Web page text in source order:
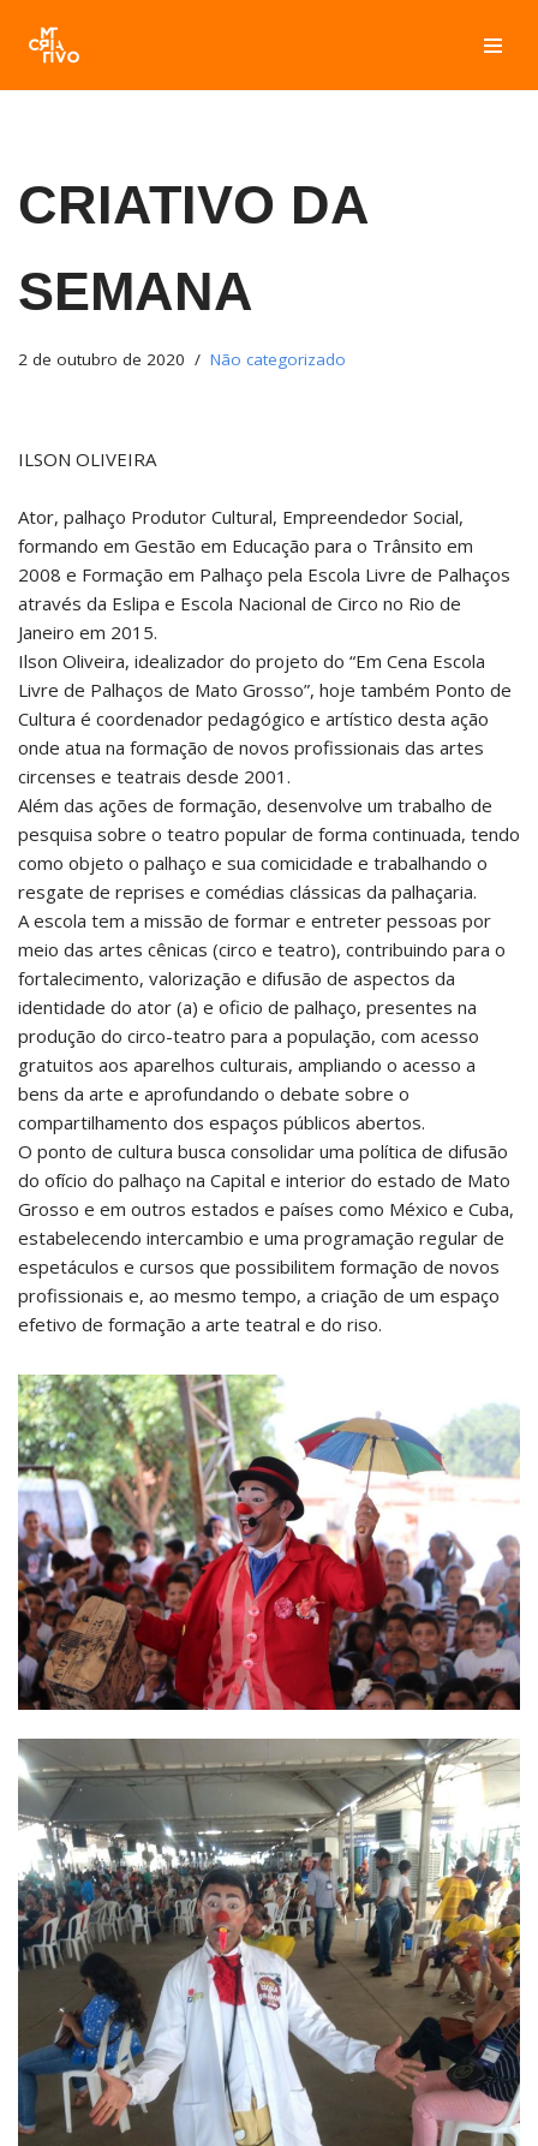
Pular
para
CRIATIVO DA
SEMANA
2 de outubro de 2020 Não categorizado
ILSON OLIVEIRA
Ator, palhaço Produtor Cultural, Empreendedor Social,
formando em Gestão em Educação para o Trânsito em
2008 e Formação em Palhaço pela Escola Livre de Palhaços
através da Eslipa e Escola Nacional de Circo no Rio de
Janeiro em 2015.
Ilson Oliveira, idealizador do projeto do “Em Cena Escola
Livre de Palhaços de Mato Grosso”, hoje também Ponto de
Cultura é coordenador pedagógico e artístico desta ação
onde atua na formação de novos profissionais das artes
circenses e teatrais desde 2001.
Além das ações de formação, desenvolve um trabalho de
pesquisa sobre o teatro popular de forma continuada, tendo
como objeto o palhaço e sua comicidade e trabalhando o
resgate de reprises e comédias clássicas da palhaçaria.
A escola tem a missão de formar e entreter pessoas por
meio das artes cênicas (circo e teatro), contribuindo para o
fortalecimento, valorização e difusão de aspectos da
identidade do ator (a) e oficio de palhaço, presentes na
produção do circo-teatro para a população, com acesso
gratuitos aos aparelhos culturais, ampliando o acesso a
bens da arte e aprofundando o debate sobre o
compartilhamento dos espaços públicos abertos.
O ponto de cultura busca consolidar uma política de difusão
do ofício do palhaço na Capital e interior do estado de Mato
Grosso e em outros estados e países como México e Cuba,
estabelecendo intercambio e uma programação regular de
espetáculos e cursos que possibilitem formação de novos
profissionais e, ao mesmo tempo, a criação de um espaço
efetivo de formação a arte teatral e do riso.